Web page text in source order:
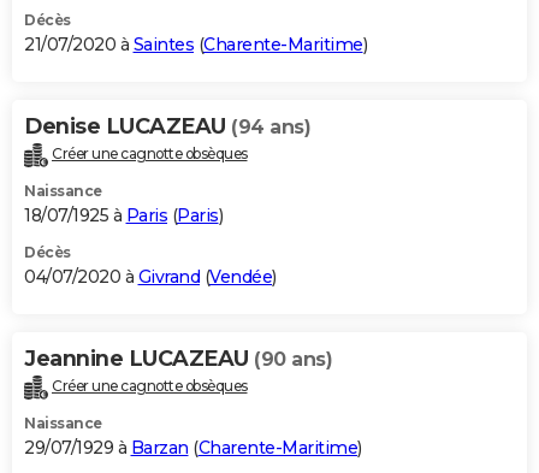
Décès
21/07/2020 à Saintes (Charente-Maritime)
Denise LUCAZEAU (94 ans)
Créer une cagnotte obsèques
Naissance
18/07/1925 à Paris (Paris)
Décès
04/07/2020 à Givrand (Vendée)
Jeannine LUCAZEAU (90 ans)
Créer une cagnotte obsèques
Naissance
29/07/1929 à Barzan (Charente-Maritime)